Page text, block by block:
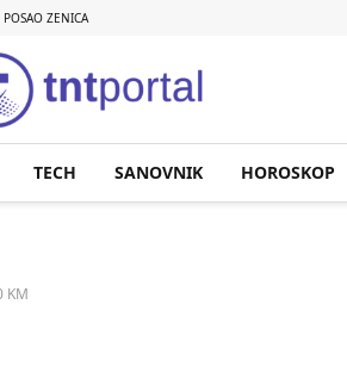
POSAO ZENICA
TECH SANOVNIK HOROSKOP
KM